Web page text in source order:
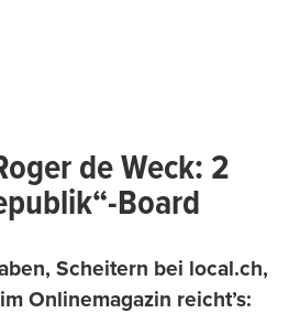
de Weck: 2
Board
Scheitern bei local.ch,
Onlinemagazin reicht’s: